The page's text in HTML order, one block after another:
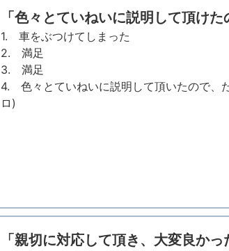
「色々とていねいに説明して頂けた
1. 車をぶつけてしまった
2. 満足
3. 満足
4. 色々とていねいに説明して頂いたので
ロ)
「親切に対応して頂き、大変良か